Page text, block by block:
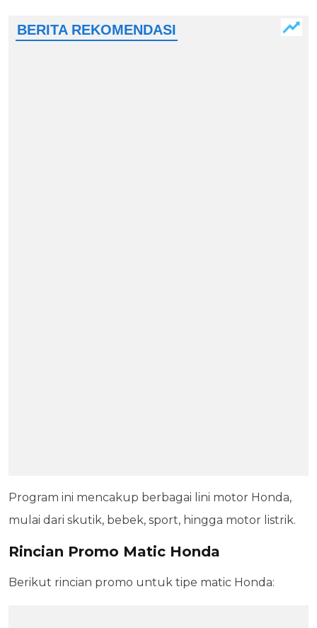
Program ini mencakup berbagai lini motor Honda,
mulai dari skutik, bebek, sport, hingga motor listrik.
Rincian Promo Matic Honda
Berikut rincian promo untuk tipe matic Honda: